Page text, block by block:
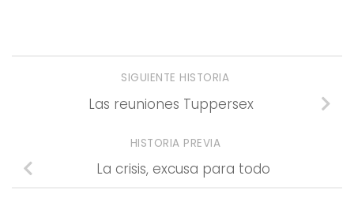
SIGUIENTE HISTORIA
Las reuniones Tuppersex
HISTORIA PREVIA
La crisis, excusa para todo